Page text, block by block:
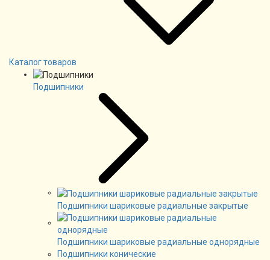
Каталог товаров
Подшипники
Подшипники шариковые радиальные закрытые
Подшипники шариковые радиальные однорядные
Подшипники конические